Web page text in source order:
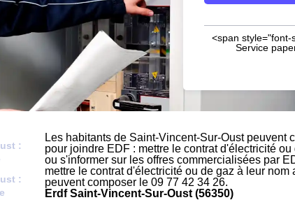
<span style="font-
Service
:
:
Les habitants de Saint-Vincent-Sur-Oust
pour joindre EDF : mettre le contrat d'électricité
ou s'informer sur les offres commercialisées par
mettre le contrat d'électricité ou de gaz à leur
peuvent composer le 09 77 42 34 26.
Erdf Saint-Vincent-Sur-Oust (56350)